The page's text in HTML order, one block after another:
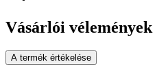
Vásárlói vélemények
A termék értékelése